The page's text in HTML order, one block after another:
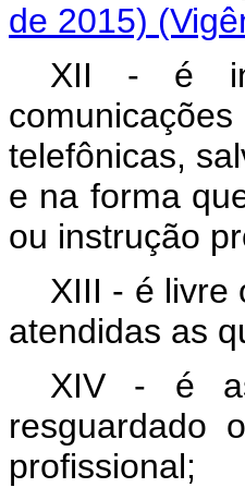
de 2015)
XII - é
telefônicas,
e na forma
ou
XIII - é livre
atendidas as
XIV - é
resguardado
profissional;